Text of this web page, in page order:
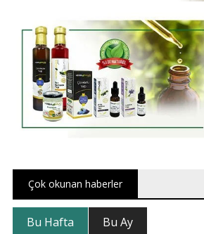
Çok okunan haberler
Bu Hafta Bu Ay